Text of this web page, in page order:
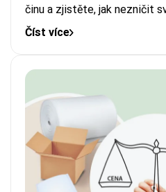
činu a zjistěte, jak nezničit
Číst více